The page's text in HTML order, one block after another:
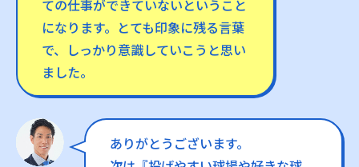
ての仕事ができていないということ
になります。とても印象に残る言葉
で、しっかり意識していこうと思い
ました。
ありがとうございます。